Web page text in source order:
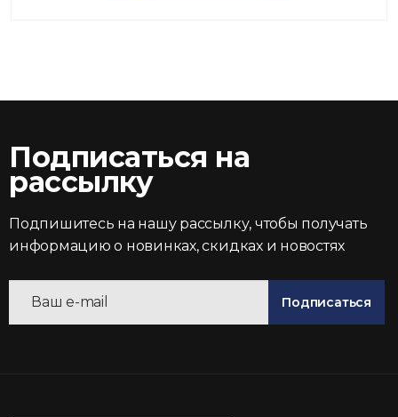
Подписаться на
рассылку
Подпишитесь на нашу рассылку, чтобы получать
информацию о новинках, скидках и новостях
Подписаться